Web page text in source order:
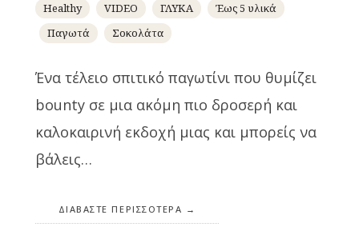
Healthy VIDEO ΓΛΥΚΑ
Έως 5 υλικά
Παγωτά
Σοκολάτα
Ένα τέλειο σπιτικό παγωτίνι που θυμίζει
bounty σε μια ακόμη πιο δροσερή και
καλοκαιρινή εκδοχή μιας και μπορείς να
βάλεις…
ΔΙΑΒΆΣΤΕ ΠΕΡΙΣΣΌΤΕΡΑ